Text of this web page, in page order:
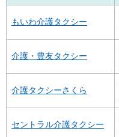
もいわ介護タクシー
介護・豊友タクシー
介護タクシーさくら
セントラル介護タクシー